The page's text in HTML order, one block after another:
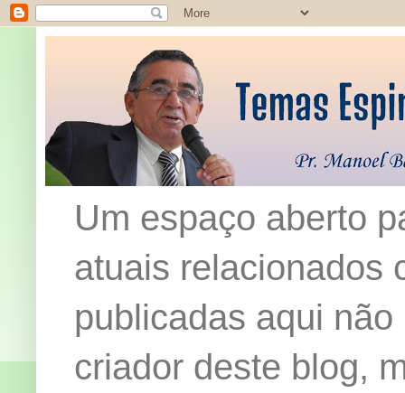
Um espaço aberto
atuais relacionados
publicadas aqui
criador deste blog,